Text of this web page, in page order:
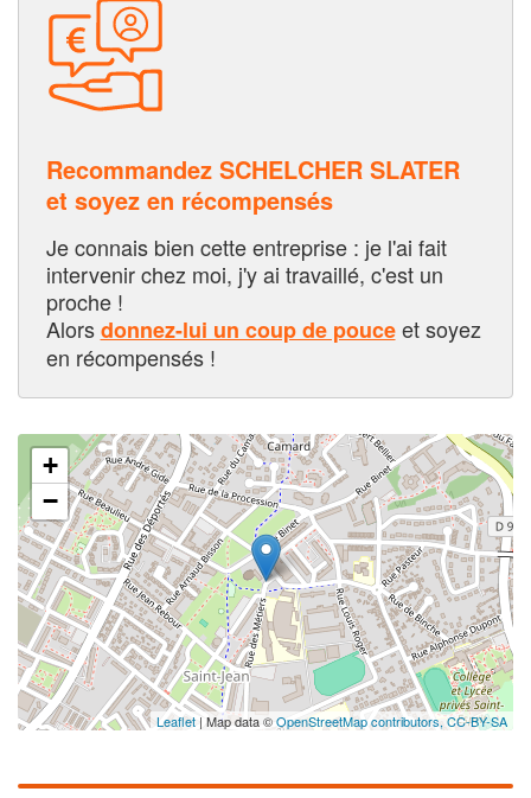
Recommandez SCHELCHER SLATER
et soyez en récompensés
Je connais bien cette entreprise : je l'ai fait
intervenir chez moi, j'y ai travaillé, c'est un
proche !
Alorsdonnez-lui un coup de pouceet soyez
en récompensés !
+
−
Leaflet | Map data ©OpenStreetMap contributors,CC-BY-SA